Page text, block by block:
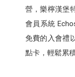
營，樂檸漢堡
會員系統
免費的入會禮
點卡，輕鬆累